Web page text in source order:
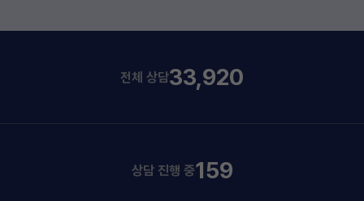
전체 상담33,920
상담 진행 중159